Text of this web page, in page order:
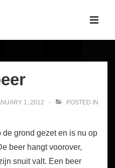
1, 2012
POSTED IN
grond gezet en is nu op
beer hangt voorover,
snuit valt. Een beer